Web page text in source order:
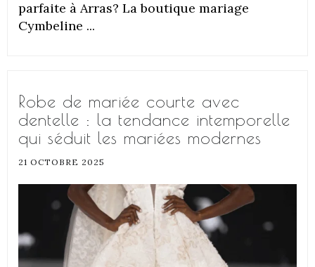
parfaite à Arras? La boutique mariage
Cymbeline ...
Robe de mariée courte avec
dentelle : la tendance intemporelle
qui séduit les mariées modernes
21 OCTOBRE 2025